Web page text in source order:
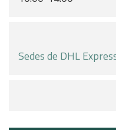
Sedes de DHL